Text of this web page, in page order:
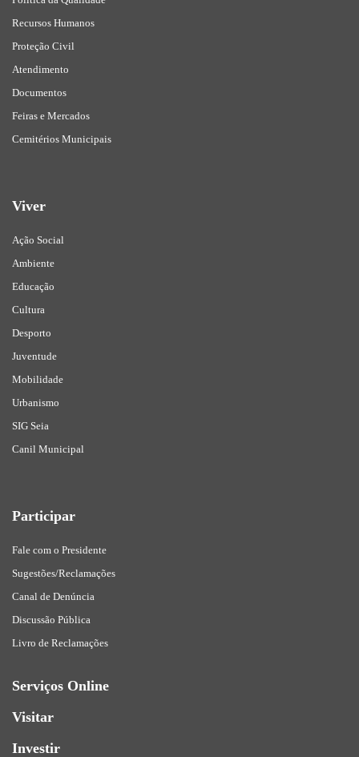
Recursos Humanos
Proteção Civil
Atendimento
Documentos
Feiras e Mercados
Cemitérios Municipais
Viver
Ação Social
Ambiente
Educação
Cultura
Desporto
Juventude
Mobilidade
Urbanismo
SIG Seia
Canil Municipal
Participar
Fale com o Presidente
Sugestões/Reclamações
Canal de Denúncia
Discussão Pública
Livro de Reclamações
Serviços Online
Visitar
Investir